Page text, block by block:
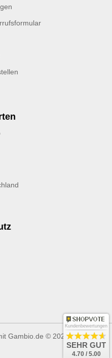
Gambio.de © 2026
Kundenbewertungen
SEHR GUT
4.70 / 5.00